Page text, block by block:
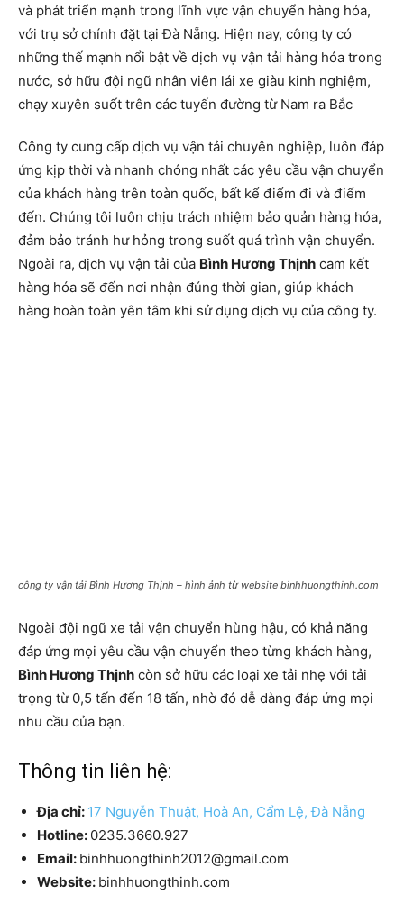
và phát triển mạnh trong lĩnh vực vận chuyển hàng hóa,
với trụ sở chính đặt tại Đà Nẵng. Hiện nay, công ty có
những thế mạnh nổi bật về dịch vụ vận tải hàng hóa trong
nước, sở hữu đội ngũ nhân viên lái xe giàu kinh nghiệm,
chạy xuyên suốt trên các tuyến đường từ Nam ra Bắc
Công ty cung cấp dịch vụ vận tải chuyên nghiệp, luôn đáp
ứng kịp thời và nhanh chóng nhất các yêu cầu vận chuyển
của khách hàng trên toàn quốc, bất kể điểm đi và điểm
đến. Chúng tôi luôn chịu trách nhiệm bảo quản hàng hóa,
đảm bảo tránh hư hỏng trong suốt quá trình vận chuyển.
Ngoài ra, dịch vụ vận tải của Bình Hương Thịnh cam kết
hàng hóa sẽ đến nơi nhận đúng thời gian, giúp khách
hàng hoàn toàn yên tâm khi sử dụng dịch vụ của công ty.
công ty vận tải Bình Hương Thịnh – hình ảnh từ website binhhuongthinh.com
Ngoài đội ngũ xe tải vận chuyển hùng hậu, có khả năng
đáp ứng mọi yêu cầu vận chuyển theo từng khách hàng,
Bình Hương Thịnh còn sở hữu các loại xe tải nhẹ với tải
trọng từ 0,5 tấn đến 18 tấn, nhờ đó dễ dàng đáp ứng mọi
nhu cầu của bạn.
Thông tin liên hệ:
Địa chỉ: 17 Nguyễn Thuật, Hoà An, Cẩm Lệ, Đà Nẵng
Hotline: 0235.3660.927
Email: binhhuongthinh2012@gmail.com
Website: binhhuongthinh.com